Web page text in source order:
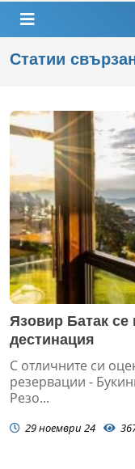
Статии
Язовир Батак
дестинация
С отличните си
резервации -
Резо...
29 ноември 24